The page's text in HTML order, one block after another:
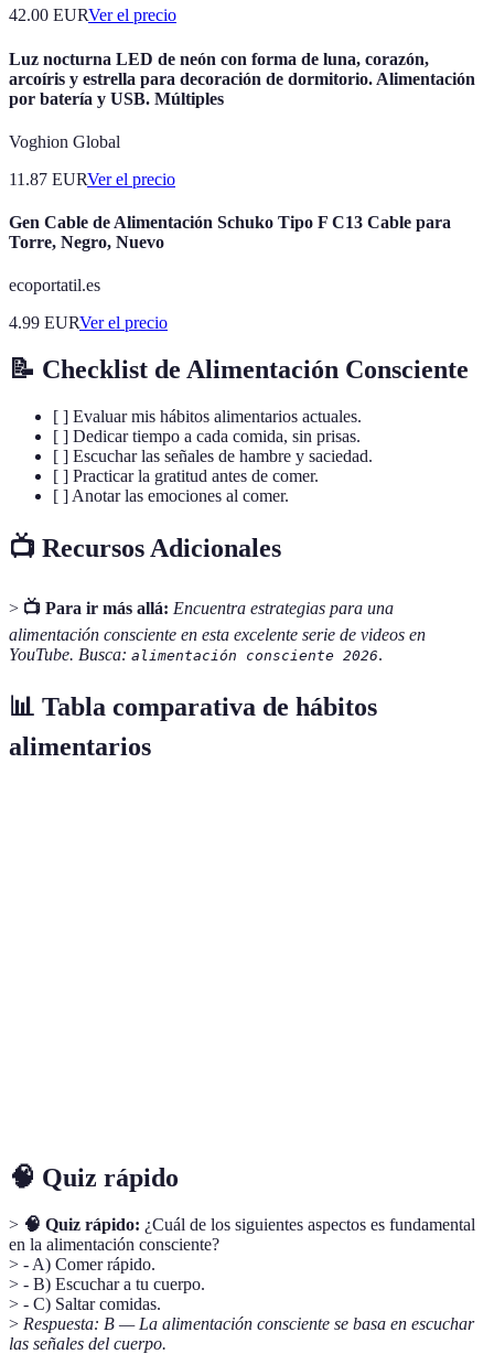
42.00 EURVer el precio
Luz nocturna LED de neón con forma de luna, corazón,
arcoíris y estrella para decoración de dormitorio. Alimentación
por batería y USB. Múltiples
Voghion Global
11.87 EURVer el precio
Gen Cable de Alimentación Schuko Tipo F C13 Cable para
Torre, Negro, Nuevo
ecoportatil.es
4.99 EURVer el precio
📝 Checklist de Alimentación Consciente
[ ] Evaluar mis hábitos alimentarios actuales.
[ ] Dedicar tiempo a cada comida, sin prisas.
[ ] Escuchar las señales de hambre y saciedad.
[ ] Practicar la gratitud antes de comer.
[ ] Anotar las emociones al comer.
📺 Recursos Adicionales
> 📺 Para ir más allá: Encuentra estrategias para una
alimentación consciente en esta excelente serie de videos en
YouTube. Busca: alimentación consciente 2026.
📊 Tabla comparativa de hábitos
alimentarios
🧠 Quiz rápido
> 🧠 Quiz rápido: ¿Cuál de los siguientes aspectos es fundamental
en la alimentación consciente?
> - A) Comer rápido.
> - B) Escuchar a tu cuerpo.
> - C) Saltar comidas.
> Respuesta: B — La alimentación consciente se basa en escuchar
las señales del cuerpo.